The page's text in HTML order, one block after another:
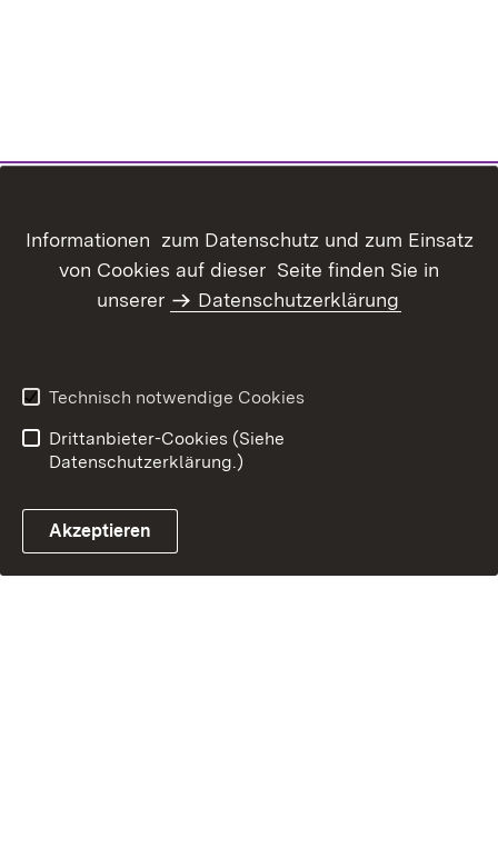
Barrierefreiheit
Benutzungshinweise
Impressum
Informationen zum Datenschutz und zum Einsatz
von Cookies auf dieser Seite finden Sie in
unserer
Datenschutzerklärung
Technisch notwendige Cookies
Drittanbieter-Cookies (Siehe
Datenschutzerklärung.)
Akzeptieren